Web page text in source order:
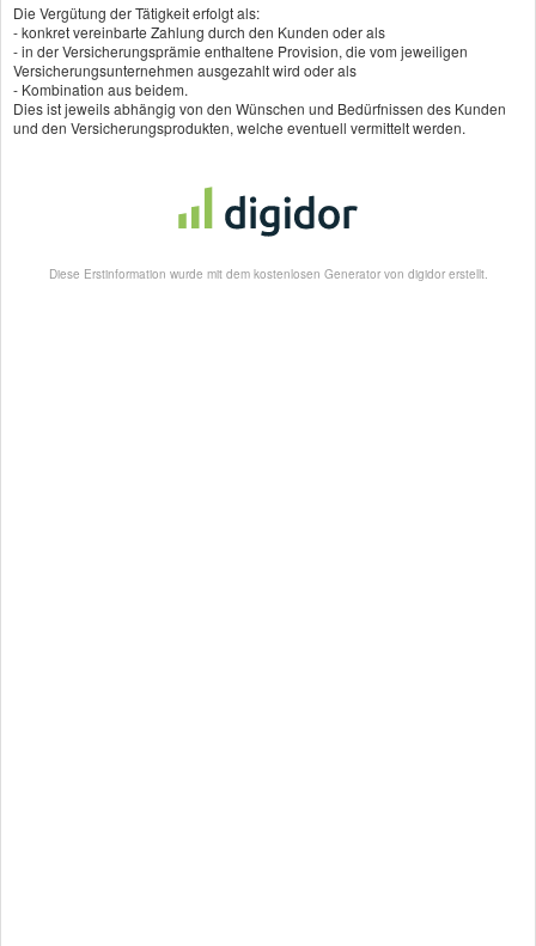
Wer eine lange Laufzeit hat und mal nachrechnet, stellt vielleicht fest,
dass er in seine Sterbegeldversicherung mehr Geld eingezahlt hat, als
die Versicherungssumme hoch ist. Dann keine Angst haben, das Geld ist
nicht verloren , sondern erhöht dann weiter den Rückkaufswert und die
Versicherungssumme.
Ein nicht zu unterschätzender Vorteil dieser lebenslangen Laufzeit ist,
dann bei widrigen Umständen vielleicht kein Geld mehr für einen
würdevollen Abschied da ist.
Gerade auch für Alleinstehende kann das ein wichtiger Gedanke sein.
Die Vergütung der Tätigkeit erfolgt als:
- konkret vereinbarte Zahlung durch den Kunden oder als
- in der Versicherungsprämie enthaltene Provision, die vom jeweiligen
Versicherungsunternehmen ausgezahlt wird oder als
- Kombination aus beidem.
Dies ist jeweils abhängig von den Wünschen und Bedürfnissen des Kunden
und den Versicherungsprodukten, welche eventuell vermittelt werden.
Diese Erstinformation wurde mit dem kostenlosen Generator von digidor erstellt.